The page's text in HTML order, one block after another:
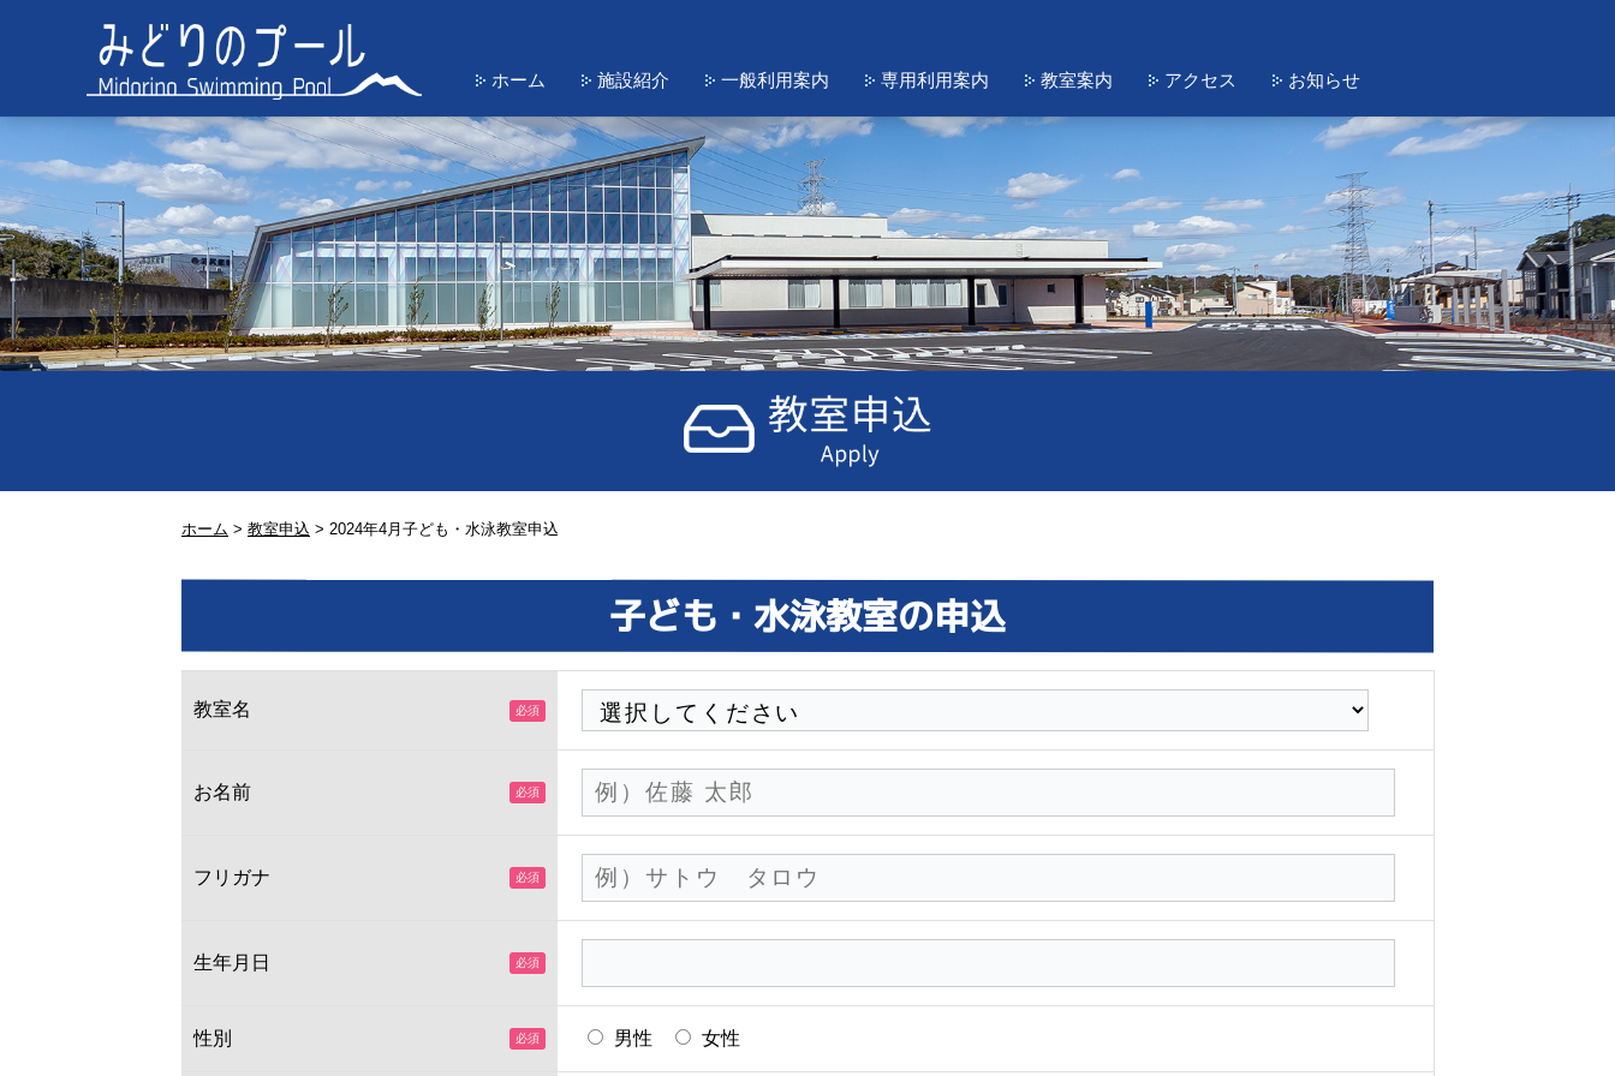
ホーム 施設紹介 一般利用案内 専用利用案内 教室案内 アクセス お知らせ
ホーム > 教室申込 > 2024年4月子ども・水泳教室申込
子ども・水泳教室の申込
教室名
お名前
フリガナ
生年月日
性別 男性 女性